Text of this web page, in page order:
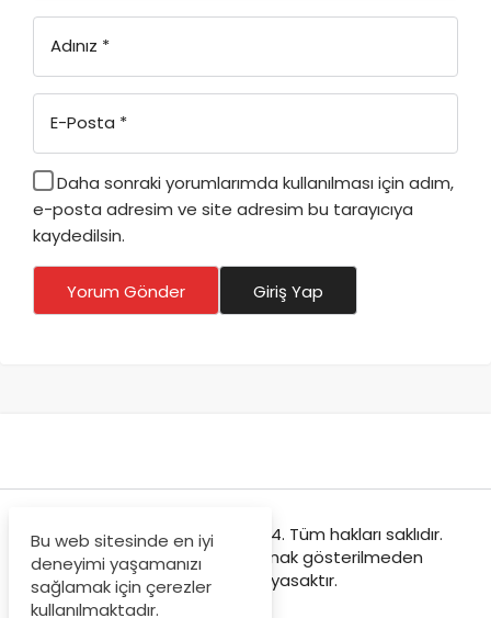
Adınız *
E-Posta *
Daha sonraki yorumlarımda kullanılması için adım,
e-posta adresim ve site adresim bu tarayıcıya
kaydedilsin.
Yorum Gönder Giriş Yap
Teknolojist © Copyright 2024. Tüm hakları saklıdır.
Sitemizden içeriklerin kaynak gösterilmeden
kopyalanması yasaktır.
Bu web sitesinde en iyi
deneyimi yaşamanızı
sağlamak için çerezler
kullanılmaktadır.